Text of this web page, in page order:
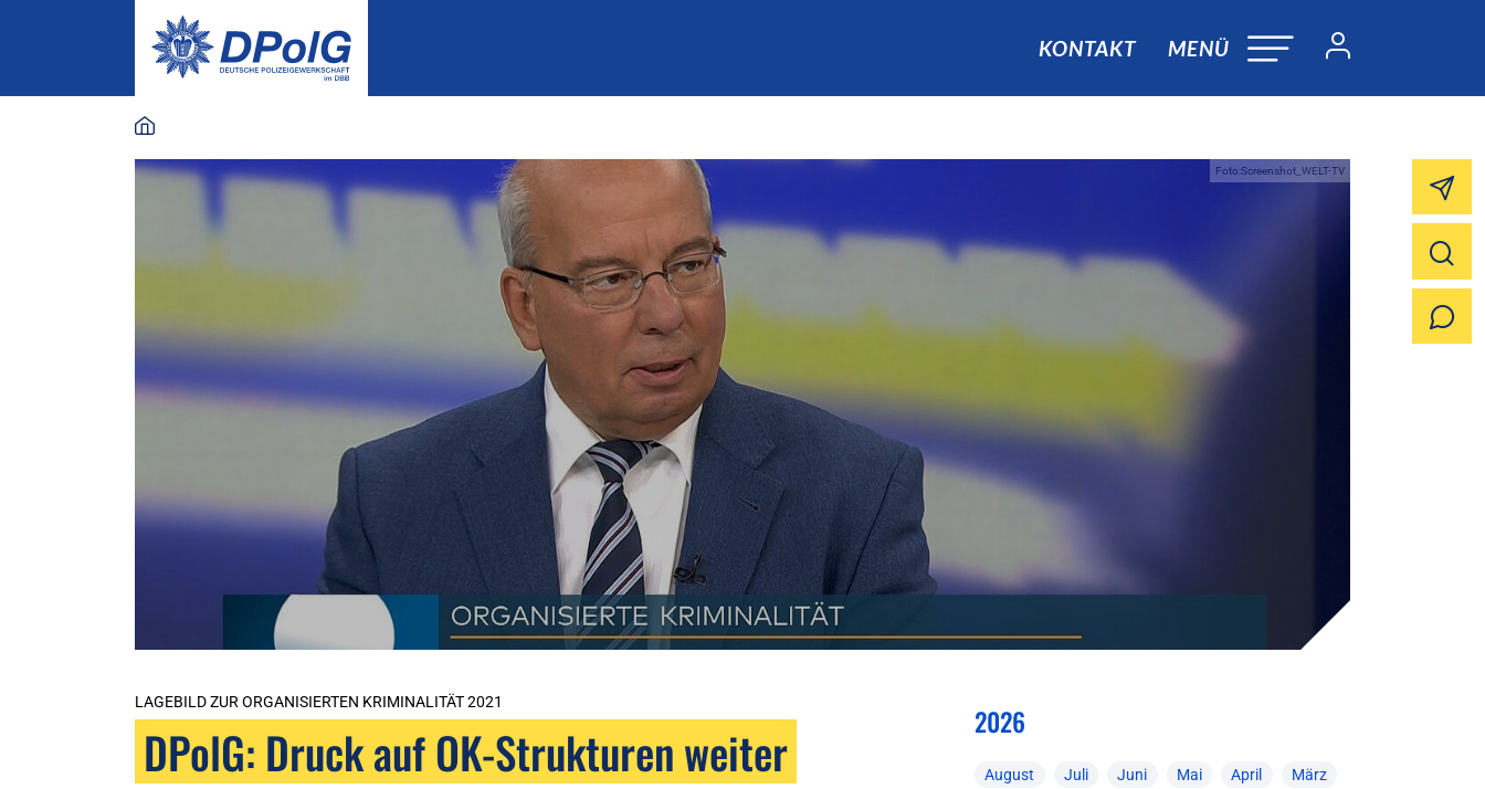
KONTAKT MENÜ
Foto:Screenshot_WELT-TV
LAGEBILD ZUR ORGANISIERTEN KRIMINALITÄT 2021
DPolG: Druck auf OK-Strukturen weiter
2026
August Juli Juni Mai April März